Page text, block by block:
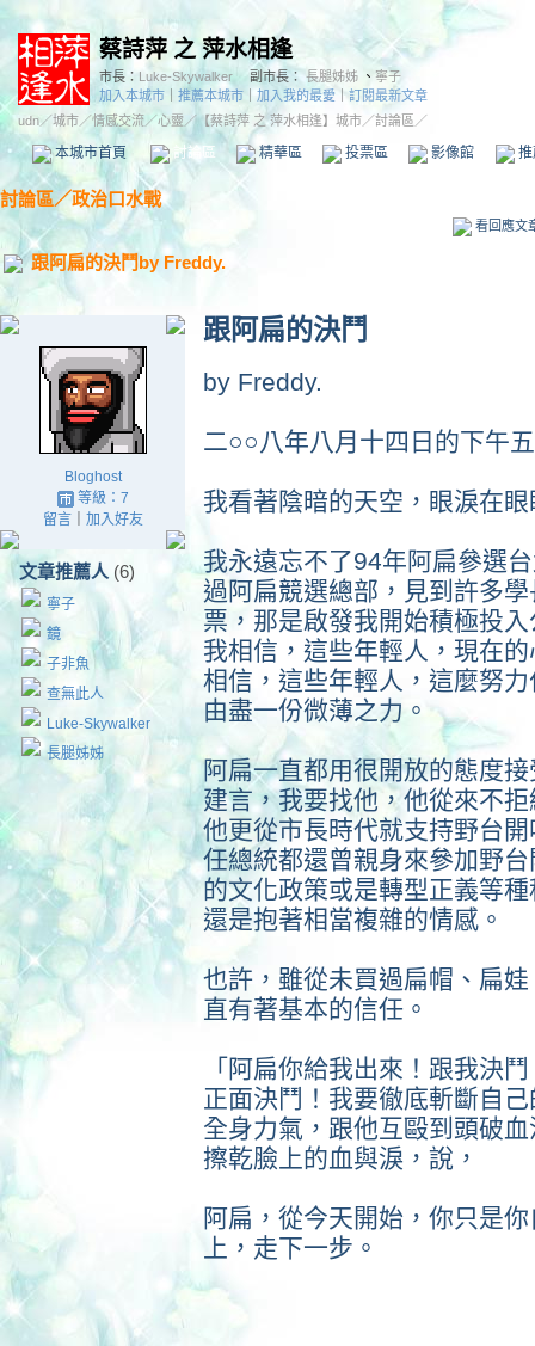
蔡詩萍 之 萍水相逢
市長： Luke-Skywalker 副市長： 長腿姊姊 、 寧子
加入本城市
推薦本城市 加入我的最愛 ｜訂閱最新文章
udn／城市／情感交流／心靈 ／ 【蔡詩萍 之 萍水相逢】城市／討論區／
本城市首頁 討論區 精華區 投票區 影像館
討論區／政治口水戰
看回應文
跟阿扁的決鬥by Freddy.
Bloghost
等級：7
留言｜ 加入好友
文章推薦人 (6)
寧子
鏡
子非魚
查無此人
Luke-Skywalker
長腿姊姊
跟阿扁的決鬥
by Freddy.
二○○八年八月十四日的下午
我看著陰暗的天空，眼淚在
我永遠忘不了94年阿扁參選
過阿扁競選總部，見到許多
票，那是啟發我開始積極投
我相信，這些年輕人，現在
相信，這些年輕人，這麼努
由盡一份微薄之力。
阿扁一直都用很開放的態度
建言，我要找他，他從來不
他更從市長時代就支持野台
任總統都還曾親身來參加野
的文化政策或是轉型正義等
還是抱著相當複雜的情感。
也許，雖從未買過扁帽、扁
直有著基本的信任。
「阿扁你給我出來！跟我決
正面決鬥！我要徹底斬斷自
全身力氣，跟他互毆到頭破
擦乾臉上的血與淚，說，
阿扁，從今天開始，你只是
上，走下一步。